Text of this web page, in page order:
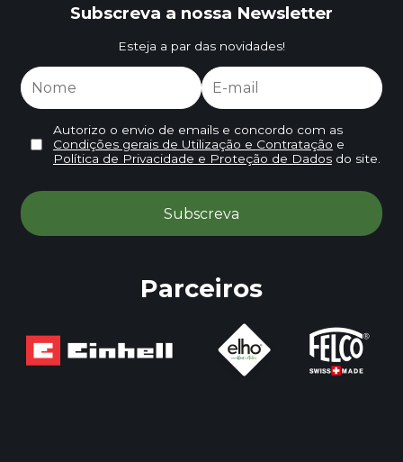
Subscreva a nossa Newsletter
Esteja a par das novidades!
Autorizo o envio de emails e concordo com as
Condições gerais de Utilização e Contratação e
Política de Privacidade e Proteção de Dadosdo site.
Parceiros